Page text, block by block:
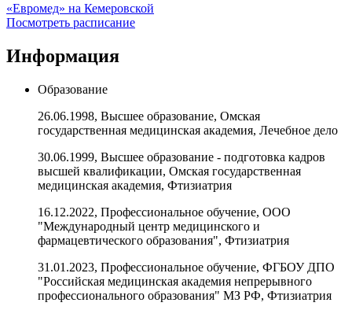
«Евромед» на Кемеровской
Посмотреть расписание
Информация
Образование
26.06.1998, Высшее образование, Омская
государственная медицинская академия, Лечебное дело
30.06.1999, Высшее образование - подготовка кадров
высшей квалификации, Омская государственная
медицинская академия, Фтизиатрия
16.12.2022, Профессиональное обучение, ООО
"Международный центр медицинского и
фармацевтического образования", Фтизиатрия
31.01.2023, Профессиональное обучение, ФГБОУ ДПО
"Российская медицинская академия непрерывного
профессионального образования" МЗ РФ, Фтизиатрия